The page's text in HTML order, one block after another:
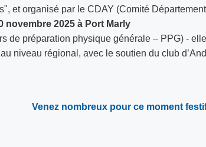
et organisé par le CDAY (Comité
novembre 2025 à Port Marly
de préparation physique générale – PPG) -
niveau régional, avec le soutien du club
Venez nombreux pour ce moment